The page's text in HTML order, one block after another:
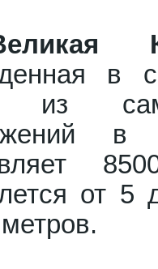
в
из
от 5